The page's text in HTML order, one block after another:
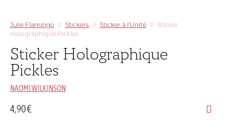
Julie Flamingo Stickers Sticker à l'Unité
Sticker
Holographique Pickles
Sticker Holographique
Pickles
NAOMI WILKINSON
4,90€